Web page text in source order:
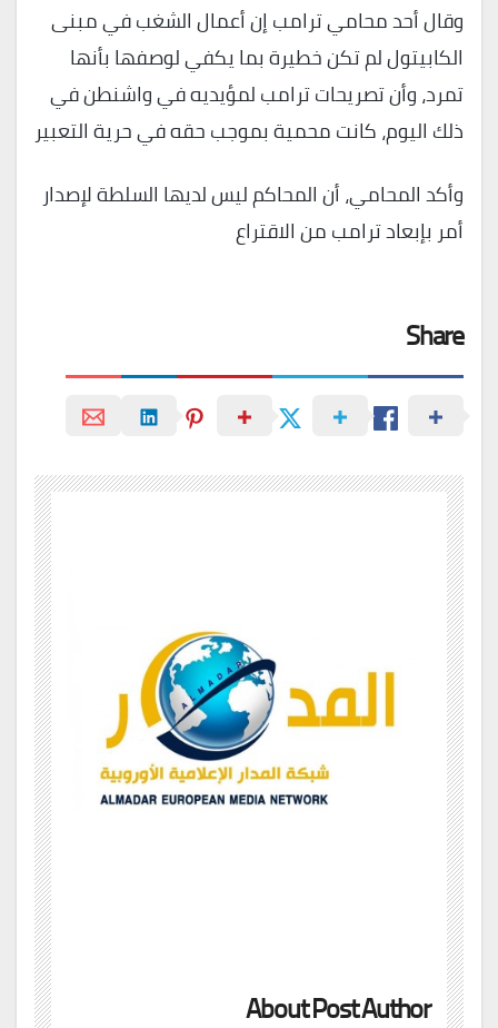
وقال أحد محامي ترامب إن أعمال الشغب في مبنى
الكابيتول لم تكن خطيرة بما يكفي لوصفها بأنها
تمرد، وأن تصريحات ترامب لمؤيديه في واشنطن في
ذلك اليوم، كانت محمية بموجب حقه في حرية التعبير
وأكد المحامي، أن المحاكم ليس لديها السلطة لإصدار
أمر بإبعاد ترامب من الاقتراع
Share
About Post Author